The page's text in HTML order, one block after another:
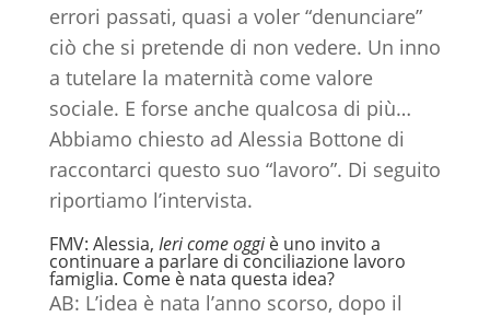
errori passati, quasi a voler “denunciare”
ciò che si pretende di non vedere. Un inno
a tutelare la maternità come valore
sociale. E forse anche qualcosa di più…
Abbiamo chiesto ad Alessia Bottone di
raccontarci questo suo “lavoro”. Di seguito
riportiamo l’intervista.
FMV: Alessia, Ieri come oggiè uno invito a
continuare a parlare di conciliazione lavoro
famiglia. Come è nata questa idea?
AB: L’idea è nata l’anno scorso, dopo il